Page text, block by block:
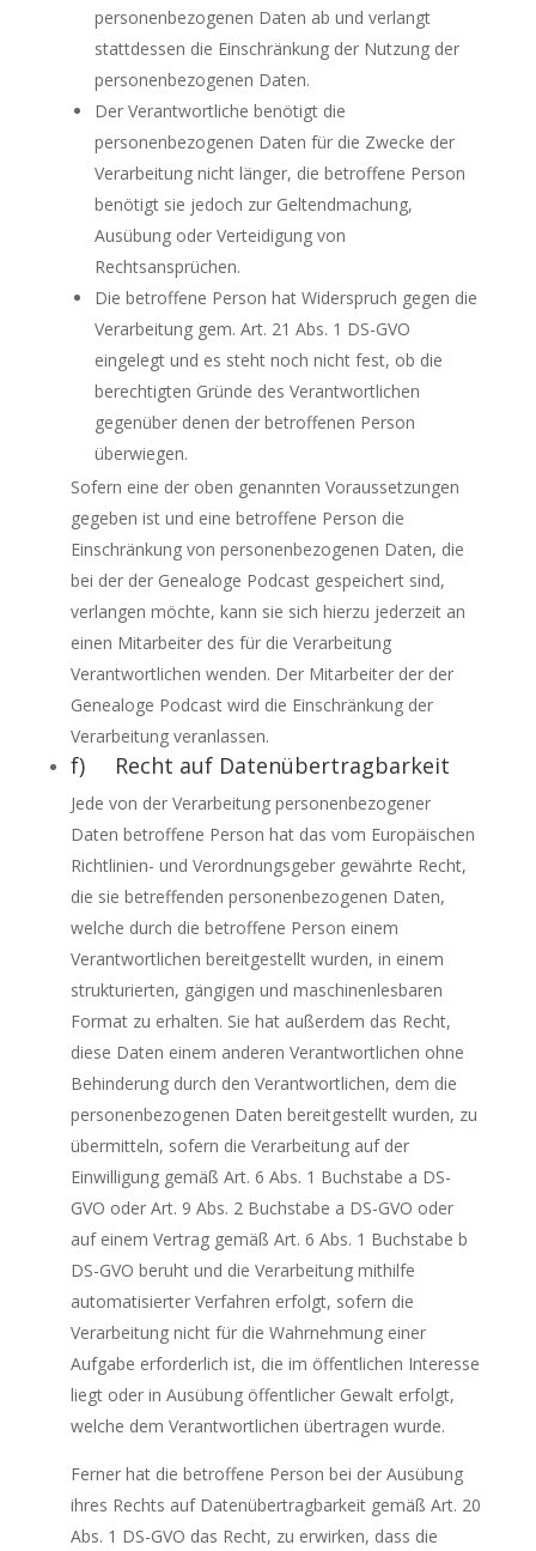
personenbezogenen Daten ab und verlangt
stattdessen die Einschränkung der Nutzung der
personenbezogenen Daten.
Der Verantwortliche benötigt die
personenbezogenen Daten für die Zwecke der
Verarbeitung nicht länger, die betroffene Person
benötigt sie jedoch zur Geltendmachung,
Ausübung oder Verteidigung von
Rechtsansprüchen.
Die betroffene Person hat Widerspruch gegen die
Verarbeitung gem. Art. 21 Abs. 1 DS-GVO
eingelegt und es steht noch nicht fest, ob die
berechtigten Gründe des Verantwortlichen
gegenüber denen der betroffenen Person
überwiegen.
Sofern eine der oben genannten Voraussetzungen
gegeben ist und eine betroffene Person die
Einschränkung von personenbezogenen Daten, die
bei der der Genealoge Podcast gespeichert sind,
verlangen möchte, kann sie sich hierzu jederzeit an
einen Mitarbeiter des für die Verarbeitung
Verantwortlichen wenden. Der Mitarbeiter der der
Genealoge Podcast wird die Einschränkung der
Verarbeitung veranlassen.
f) Recht auf Datenübertragbarkeit
Jede von der Verarbeitung personenbezogener
Daten betroffene Person hat das vom Europäischen
Richtlinien- und Verordnungsgeber gewährte Recht,
die sie betreffenden personenbezogenen Daten,
welche durch die betroffene Person einem
Verantwortlichen bereitgestellt wurden, in einem
strukturierten, gängigen und maschinenlesbaren
Format zu erhalten. Sie hat außerdem das Recht,
diese Daten einem anderen Verantwortlichen ohne
Behinderung durch den Verantwortlichen, dem die
personenbezogenen Daten bereitgestellt wurden, zu
übermitteln, sofern die Verarbeitung auf der
Einwilligung gemäß Art. 6 Abs. 1 Buchstabe a DS-
GVO oder Art. 9 Abs. 2 Buchstabe a DS-GVO oder
auf einem Vertrag gemäß Art. 6 Abs. 1 Buchstabe b
DS-GVO beruht und die Verarbeitung mithilfe
automatisierter Verfahren erfolgt, sofern die
Verarbeitung nicht für die Wahrnehmung einer
Aufgabe erforderlich ist, die im öffentlichen Interesse
liegt oder in Ausübung öffentlicher Gewalt erfolgt,
welche dem Verantwortlichen übertragen wurde.
Ferner hat die betroffene Person bei der Ausübung
ihres Rechts auf Datenübertragbarkeit gemäß Art. 20
Abs. 1 DS-GVO das Recht, zu erwirken, dass die